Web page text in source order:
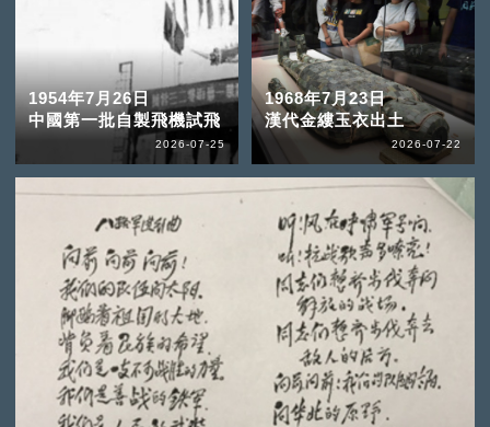
1954年7月26日
中國第一批自製飛機試飛
2026-07-25
1968年7月23日
漢代金縷玉衣出土
2026-07-22